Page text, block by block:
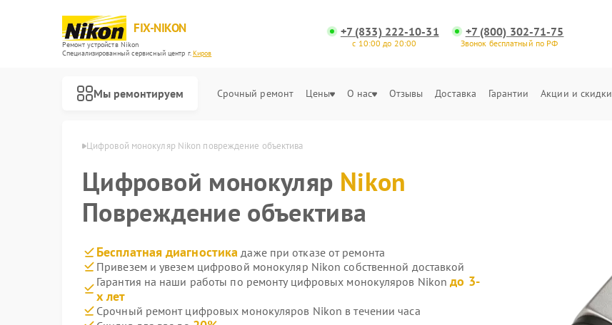
FIX-NIKON
Ремонт устройств Nikon
Специализированный cервисный центр г.Киров
+7 (833) 222-10-31
с 10:00 до 20:00
+7 (800) 302-71-75
Звонок бесплатный по РФ
Мы ремонтируем Срочный ремонт Цены О нас Отзывы Доставка Гарантии Акции и скидки
Цифровой монокуляр Nikon повреждение объектива
Цифровой монокуляр Nikon
Повреждение объектива
Бесплатная диагностика даже при отказе от ремонта
Привезем и увезем цифровой монокуляр Nikon собственной доставкой
Гарантия на наши работы по ремонту цифровых монокуляров Nikonдо 3-
х лет
Срочный ремонт цифровых монокуляров Nikon в течении часа